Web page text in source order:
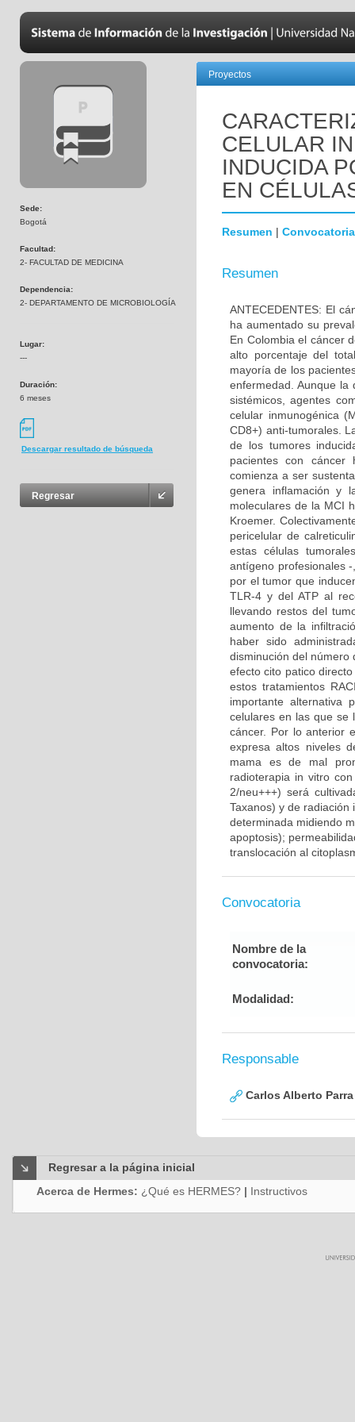
Sede:
Bogotá
Facultad:
2- FACULTAD DE MEDICINA
Dependencia:
2- DEPARTAMENTO DE MICROBIOLOGÍA
Lugar:
---
Duración:
6 meses
Descargar resultado de búsqueda
Regresar
Proyectos
CELULAR
INDUCIDA
EN
Resumen | Convocatoria
Resumen
ANTECEDENTES: El
ha aumentado su
En Colombia el cáncer
alto porcentaje del
mayoría de los
enfermedad. Aunque la
sistémicos, agentes
celular inmunogénica
CD8+) anti-tumorales.
de los tumores
pacientes con cáncer
comienza a ser
genera inflamación y
moleculares de la MCI
Kroemer.
pericelular de
estas células
antígeno profesionales
por el tumor que
TLR-4 y del ATP al
llevando restos del
aumento de la
haber sido
disminución del número
efecto cito patico
estos tratamientos
importante alternativa
celulares en las que se
cáncer. Por lo anterior
expresa altos niveles
mama es de mal
radioterapia in vitro
2/neu+++) será
Taxanos) y de
determinada midiendo
apoptosis);
translocación al
Convocatoria
Nombre de la
convocatoria:
Modalidad:
Responsable
Carlos Alberto
Regresar a la página inicial
Acerca de Hermes: ¿Qué es HERMES? | Instructivos